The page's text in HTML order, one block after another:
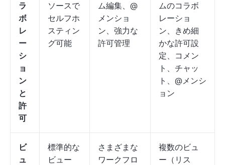
ラ
ボ
レ
ー
シ
ョ
ン
と
許
可
ソースで
セルフホ
スティン
グ可能
ム編集、@
メンショ
ン、強力な
許可管理
ムのコラボ
レーショ
ン、きめ細
かな許可設
定、コメン
ト、チャッ
ト、@メンシ
ョン
ビ
ュ
標準的な
ビュー
さまざまな
ワークフロ
複数のビュ
ー（リス